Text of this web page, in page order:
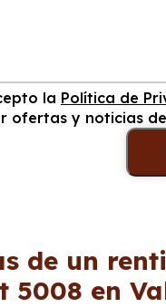
la Política de
ofertas y noticias
de un
5008 en